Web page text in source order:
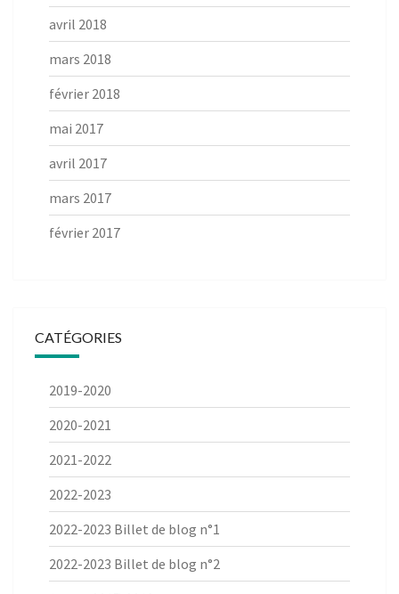
avril 2018
mars 2018
février 2018
mai 2017
avril 2017
mars 2017
février 2017
CATÉGORIES
2019-2020
2020-2021
2021-2022
2022-2023
2022-2023 Billet de blog n°1
2022-2023 Billet de blog n°2